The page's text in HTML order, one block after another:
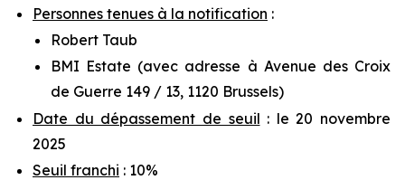
Personnes tenues à la notification :
Robert Taub
BMI Estate (avec adresse à Avenue des Croix
de Guerre 149 / 13, 1120 Brussels)
Date du dépassement de seuil : le 20 novembre
2025
Seuil franchi : 10%